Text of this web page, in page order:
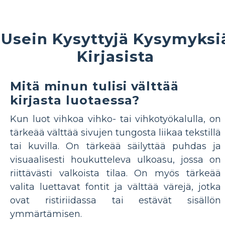
Usein Kysyttyjä
Kirjasista
Mitä minun tulisi välttää
kirjasta luotaessa?
Kun luot vihkoa vihko- tai vihkotyökalulla, on
tärkeää välttää sivujen tungosta liikaa tekstillä
tai kuvilla. On tärkeää säilyttää puhdas ja
visuaalisesti houkutteleva ulkoasu, jossa on
riittävästi valkoista tilaa. On myös tärkeää
valita luettavat fontit ja välttää värejä, jotka
ovat ristiriidassa tai estävät sisällön
ymmärtämisen.